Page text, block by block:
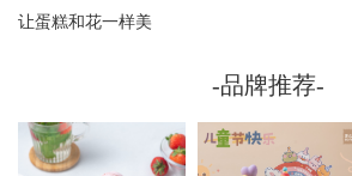
让蛋糕和花一样美
-品牌推荐-